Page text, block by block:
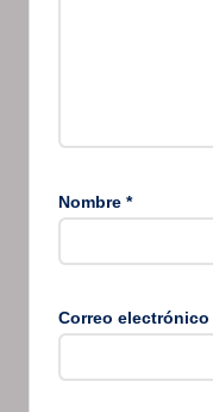
Nombre *
Correo electrónico